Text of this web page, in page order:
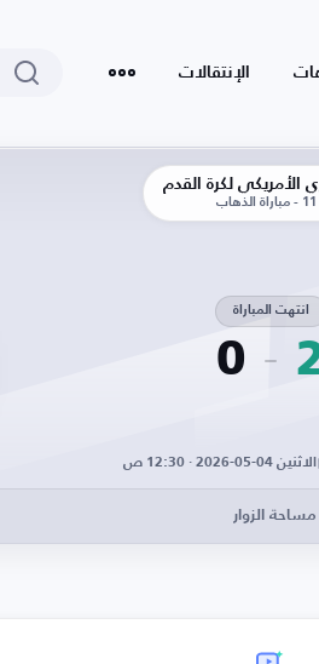
الإنتقالات
الأمريكي لكرة القدم
انتهت المباراة
0
الاثنين 04-05-2026 · 12:30 ص
مساحة الزوار